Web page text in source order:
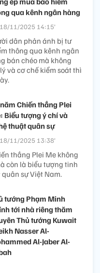
qua kênh ngân hàng
18/11/2025 14:15’
dân phản ánh bị tư
thông qua kênh ngân
bán chéo mà không
và cơ chế kiểm soát thì
Chiến thắng Plei
Biểu tượng ý chí và
thuật quân sự
18/11/2025 13:38’
thắng Plei Me không
còn là biểu tượng tinh
sự Việt Nam.
tướng Phạm Minh
tới nhà riêng thăm
Thủ tướng Kuwait
Nasser Al-
Al-Jaber Al-